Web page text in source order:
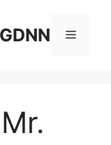
Menu